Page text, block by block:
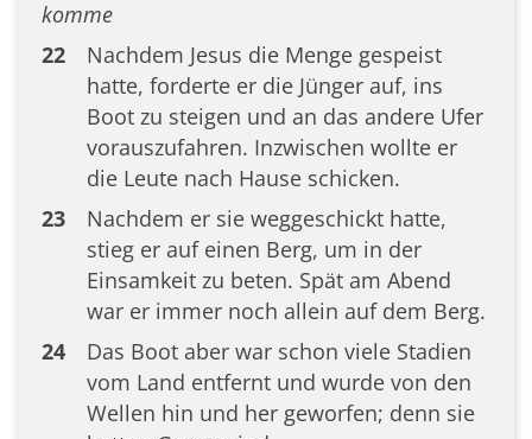
komme
22
Nachdem Jesus die Menge gespeist
hatte, forderte er die Jünger auf, ins
Boot zu steigen und an das andere Ufer
vorauszufahren. Inzwischen wollte er
die Leute nach Hause schicken.
23
Nachdem er sie weggeschickt hatte,
stieg er auf einen Berg, um in der
Einsamkeit zu beten. Spät am Abend
war er immer noch allein auf dem Berg.
24
Das Boot aber war schon viele Stadien
vom Land entfernt und wurde von den
Wellen hin und her geworfen; denn sie